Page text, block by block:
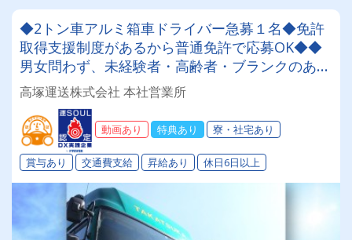
◆2トン車アルミ箱車ドライバー急募１名◆免許
取得支援制度があるから普通免許で応募OK◆◆
男女問わず、未経験者・高齢者・ブランクのある
方も大歓迎！！創業６３年 地元密着の安定した
企業です。賞与年３回支給、2026年度より支給
額大幅アップ ♪
高塚運送株式会社 本社営業所
動画あり 特典あり 寮・社宅あり
賞与あり 交通費支給 昇給あり 休日6日以上